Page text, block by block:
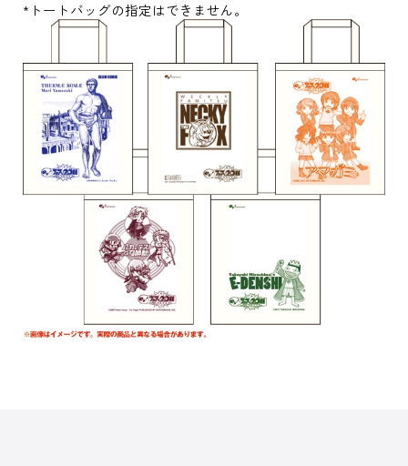
*トートバッグの指定はできません。